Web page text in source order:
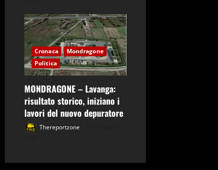
Cronaca
Mondragone
Politica
MONDRAGONE – Lavanga:
risultato storico, iniziano i
lavori del nuovo depuratore
Thereportzone